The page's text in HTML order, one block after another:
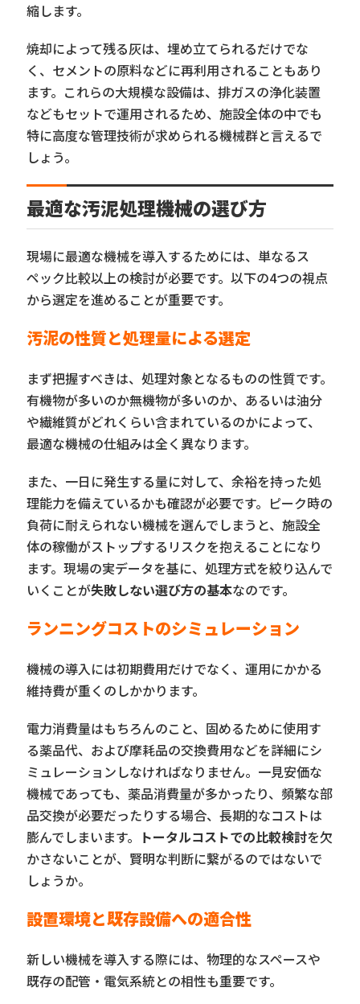
縮します。
焼却によって残る灰は、埋め立てられるだけでな
く、セメントの原料などに再利用されることもあり
ます。これらの大規模な設備は、排ガスの浄化装置
などもセットで運用されるため、施設全体の中でも
特に高度な管理技術が求められる機械群と言えるで
しょう。
最適な汚泥処理機械の選び方
現場に最適な機械を導入するためには、単なるス
ペック比較以上の検討が必要です。以下の4つの視点
から選定を進めることが重要です。
汚泥の性質と処理量による選定
まず把握すべきは、処理対象となるものの性質です。
有機物が多いのか無機物が多いのか、あるいは油分
や繊維質がどれくらい含まれているのかによって、
最適な機械の仕組みは全く異なります。
また、一日に発生する量に対して、余裕を持った処
理能力を備えているかも確認が必要です。ピーク時の
負荷に耐えられない機械を選んでしまうと、施設全
体の稼働がストップするリスクを抱えることになり
ます。現場の実データを基に、処理方式を絞り込んで
いくことが失敗しない選び方の基本なのです。
ランニングコストのシミュレーション
機械の導入には初期費用だけでなく、運用にかかる
維持費が重くのしかかります。
電力消費量はもちろんのこと、固めるために使用す
る薬品代、および摩耗品の交換費用などを詳細にシ
ミュレーションしなければなりません。一見安価な
機械であっても、薬品消費量が多かったり、頻繁な部
品交換が必要だったりする場合、長期的なコストは
膨んでしまいます。 トータルコストでの比較検討を欠
かさないことが、賢明な判断に繋がるのではないで
しょうか。
設置環境と既存設備への適合性
新しい機械を導入する際には、物理的なスペースや
既存の配管・電気系統との相性も重要です。